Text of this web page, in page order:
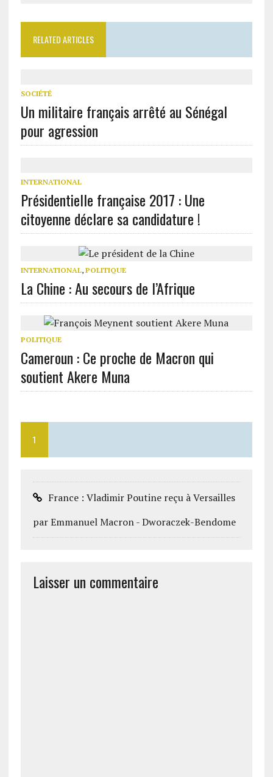
RELATED ARTICLES
SOCIÉTÉ
Un militaire français arrêté au Sénégal
pour agression
INTERNATIONAL
Présidentielle française 2017 : Une
citoyenne déclare sa candidature !
INTERNATIONAL, POLITIQUE
La Chine : Au secours de l’Afrique
POLITIQUE
Cameroun : Ce proche de Macron qui
soutient Akere Muna
1
France : Vladimir Poutine reçu à Versailles
par Emmanuel Macron - Dworaczek-Bendome
Laisser un commentaire